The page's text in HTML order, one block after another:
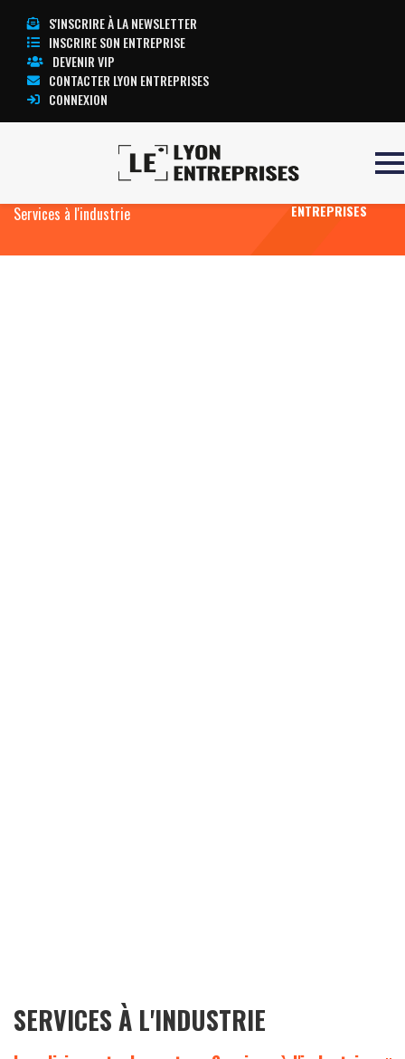
S'INSCRIRE À LA NEWSLETTER
INSCRIRE SON ENTREPRISE
DEVENIR VIP
CONTACTER LYON ENTREPRISES
CONNEXION
Industrie, sous-traitance industrielle,
Services à l'industrie
TOUTE
ENTREPRISES
SERVICES À L'INDUSTRIE